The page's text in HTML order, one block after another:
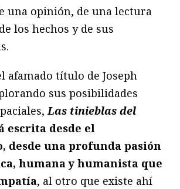
una opinión, de una lectura
los hechos y de sus
afamado título de Joseph
sus posibilidades
Las tinieblas del
escrita desde el
desde una profunda pasión
humana y humanista que
, al otro que existe ahí